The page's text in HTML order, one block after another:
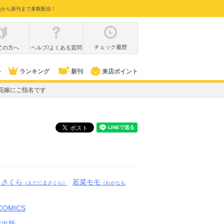
ら新刊まで多数配信！
の方へ ヘルプ/よくある質問 チェック履歴
ランキング 新刊 来店ポイント
嫁にご指名です
くら （えだじまさくら） 若菜モモ （わかなも